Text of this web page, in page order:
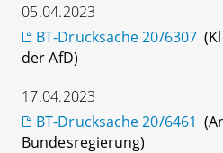
05.04.2023
BT-Drucksache 20/6307
der AfD)
17.04.2023
BT-Drucksache 20/6461
Bundesregierung)